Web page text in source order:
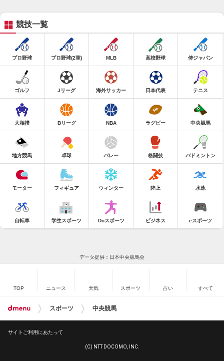
競技一覧
プロ野球 プロ野球(2軍) MLB 高校野球 侍ジャパン
ゴルフ Jリーグ 海外サッカー 日本代表 テニス
大相撲 Bリーグ NBA ラグビー 中央競馬
地方競馬 卓球 バレー 格闘技 バドミントン
モーター フィギュア ウィンター 陸上 水泳
自転車 学生スポーツ Doスポーツ ビジネス eスポーツ
データ提供：日本中央競馬会
TOP ニュース 天気 スポーツ 占い すべて
スポーツ 中央競馬
サイトご利用にあたって
(C) NTT DOCOMO, INC.